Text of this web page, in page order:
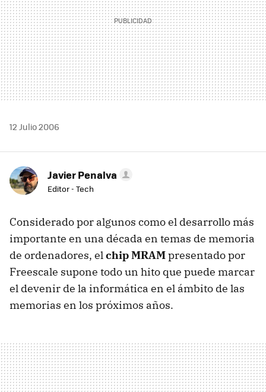
12 Julio 2006
Javier Penalva
Editor - Tech
Considerado por algunos como el desarrollo más
importante en una década en temas de memoria
de ordenadores, elchip MRAMpresentado por
Freescale supone todo un hito que puede marcar
el devenir de la informática en el ámbito de las
memorias en los próximos años.